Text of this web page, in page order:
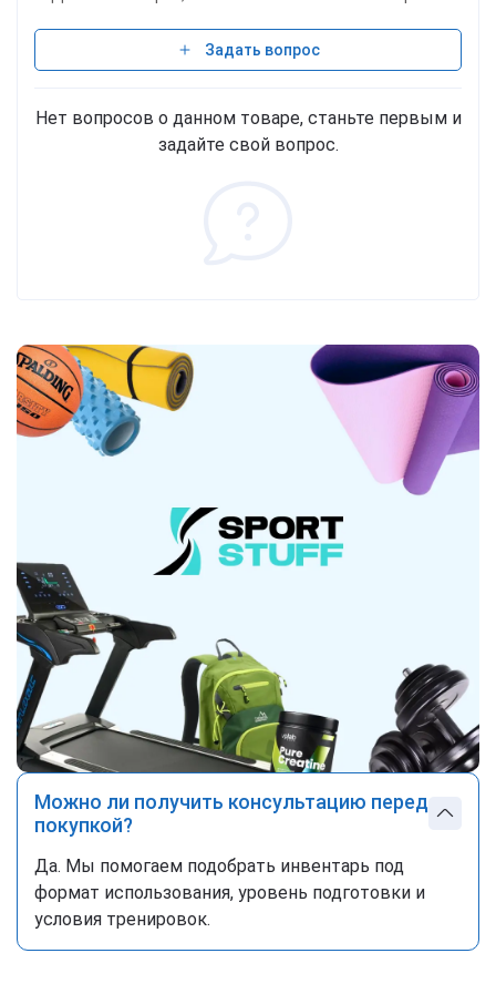
Задать вопрос
Нет вопросов о данном товаре, станьте первым и
задайте свой вопрос.
Можно ли получить консультацию перед
покупкой?
Да. Мы помогаем подобрать инвентарь под
формат использования, уровень подготовки и
условия тренировок.